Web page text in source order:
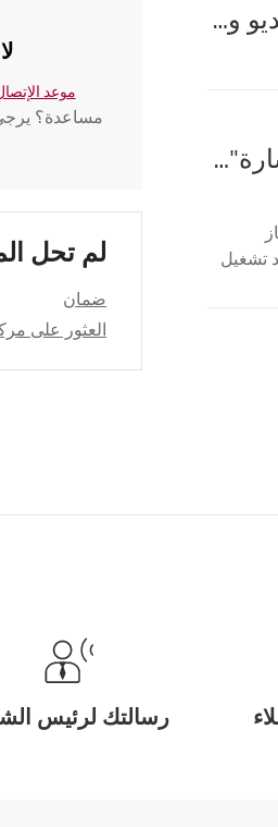
[تلفزيون LG] استكشاف أخطاء مزامنة الصوت والفيديو وإصلاحها
[جهاز عرض إل جي] تظهر رسائل خطأ أو"لا توجد إشارة"عند استخدام جهاز استقبال البث التلفزيوني
تشغيل
موعد
مساعدة؟ يرجى
لم تحل
ضمان
العثور على
رسالتك لرئيس